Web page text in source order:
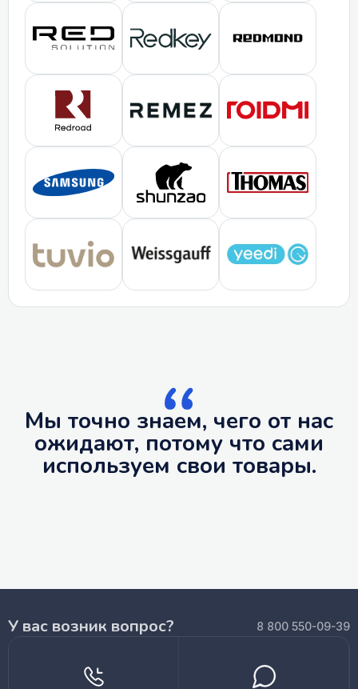
Мы точно знаем, чего от нас
ожидают, потому что сами
используем свои товары.
У вас возник вопрос? 8 800 550-09-39